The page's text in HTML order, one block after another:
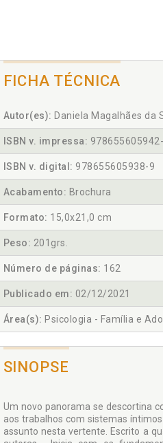
FICHA TÉCNICA
Autor(es): Daniela Magalhães da
ISBN v. impressa:
ISBN v. digital: 978655605938-9
Acabamento: Brochura
Formato: 15,0x21,0 cm
Peso: 201grs.
Número de páginas: 162
Publicado em: 02/12/2021
Área(s): Psicologia - Família e
SINOPSE
Um novo panorama se descortina
aos trabalhos com sistemas
assunto nesta vertente. Escrito a